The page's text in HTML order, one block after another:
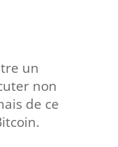
un
non
de ce